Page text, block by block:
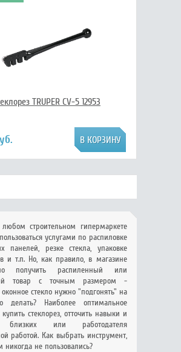
TRUPER CV-5 12953
строительном гипермаркете
услугами по распиловке
панелей, резке стекла, упаковке
и т.п. Но, как правило, в магазине
получить распиленный или
товар с точным размером -
стекло нужно "подгонять" на
делать? Наиболее оптимальное
стеклорез, отточить навыки и
близких или работодателя
работой. Как выбрать инструмент,
не пользовались?